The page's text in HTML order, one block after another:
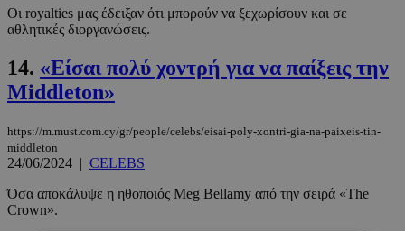
Oι royalties μας έδειξαν ότι μπορούν να ξεχωρίσουν και σε
αθλητικές διοργανώσεις.
14. «Είσαι πολύ χοντρή για να παίξεις την
Middleton»
https://m.must.com.cy/gr/people/celebs/eisai-poly-xontri-gia-na-paixeis-tin-
middleton
24/06/2024 | CELEBS
Όσα αποκάλυψε η ηθοποιός Meg Bellamy από την σειρά «The
Crown».